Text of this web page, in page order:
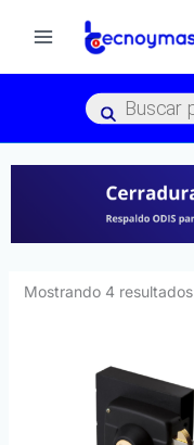
de
productos
Mostrando 4 resultados